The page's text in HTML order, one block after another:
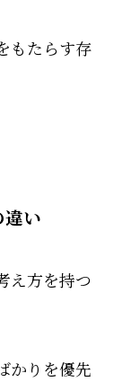
もたらす存
い
え方を持つ
かりを優先